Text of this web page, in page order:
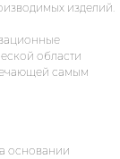
изделий.
области
самым
основании